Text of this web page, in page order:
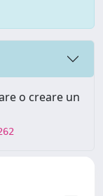
o creare un